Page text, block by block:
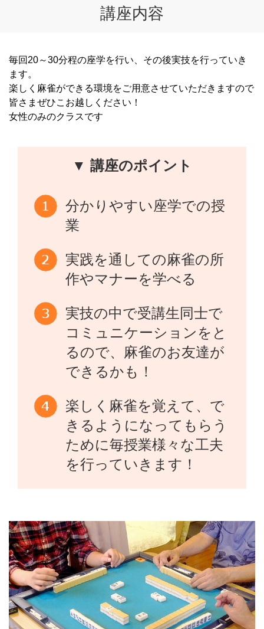
講座内容
毎回20～30分程の座学を行い、その後実技を行っていき
ます。
楽しく麻雀ができる環境をご用意させていただきますので
皆さまぜひこお越しください！
女性のみのクラスです
▼ 講座のポイント
分かりやすい座学での授
業
実践を通しての麻雀の所
作やマナーを学べる
実技の中で受講生同士で
コミュニケーションをと
るので、麻雀のお友達が
できるかも！
楽しく麻雀を覚えて、で
きるようになってもらう
ために毎授業様々な工夫
を行っていきます！